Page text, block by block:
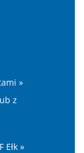
»
z
»